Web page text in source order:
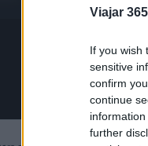
Viajar
If you wish
sensitive
confirm
continue
further